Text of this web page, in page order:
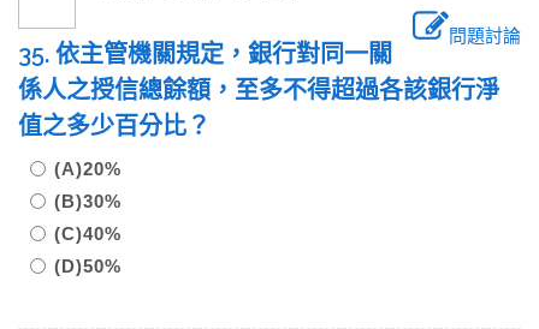
問題討論
35. 依主管機關規定，銀行對同一關
係人之授信總餘額，至多不得超過各該銀行淨
值之多少百分比？
(A)20%
(B)30%
(C)40%
(D)50%